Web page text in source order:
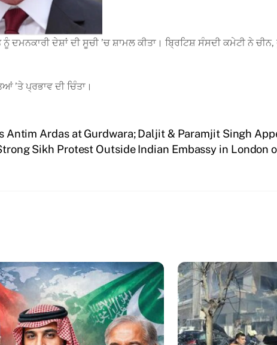
ਦੇਸ਼ਾਂ ਦੀ ਸੂਚੀ ’ਚ ਸ਼ਾਮਲ ਕੀਤਾ। ਬ੍ਰਿਟਿਸ਼ ਸੰਸਦੀ ਕਮੇਟੀ ਨੇ
’ਤੇ ਪ੍ਰਭਾਵ ਦੀ ਚਿੰਤਾ।
Antim Ardas at Gurdwara; Daljit & Paramjit Singh
Sikh Protest Outside Indian Embassy in London